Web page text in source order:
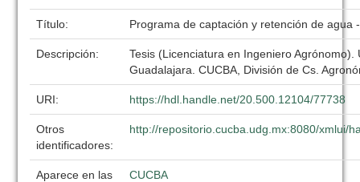
Título: Programa de captación y retención de agua
Descripción:
Tesis (Licenciatura en Ingeniero Agrónomo).
Guadalajara. CUCBA, División de Cs.
URI: https://hdl.handle.net/20.500.12104/77738
Otros
identificadores:
http://repositorio.cucba.udg.mx:8080/xmlui/
Aparece en las
CUCBA